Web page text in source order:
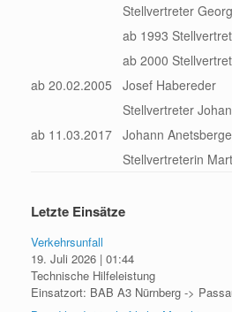
Stellvertreter
ab 1993
ab 2000
ab 20.02.2005
Josef Habereder
Stellvertreter
ab 11.03.2017 Johann
Stellvertreterin
Letzte Einsätze
Verkehrsunfall
19. Juli 2026 | 01:44
Technische Hilfeleistung
Einsatzort: BAB A3 Nürnberg ->